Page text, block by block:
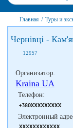
Главная / Туры и
Чернівці -
12957
Организатор:
Kraina UA
Телефон:
+380XXXXXXXXX
Электронный
XXXXXXXXXXXX